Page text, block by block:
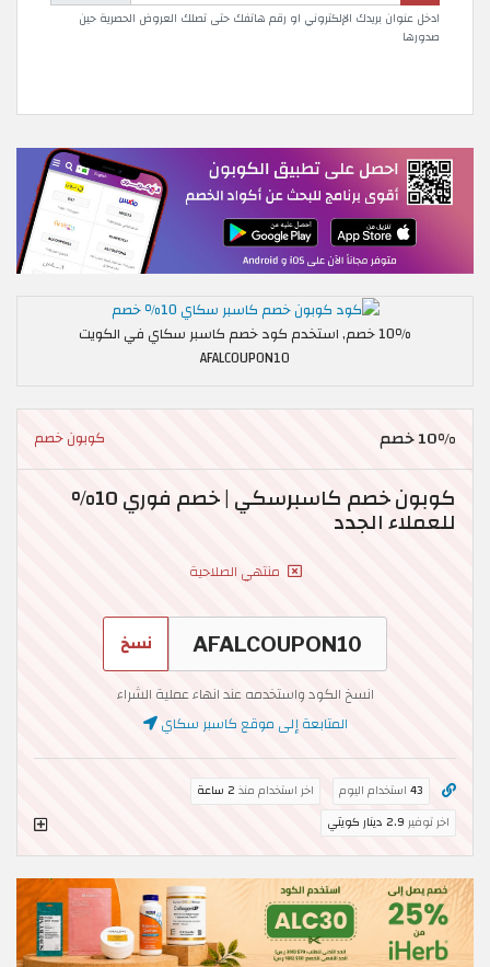
ادخل عنوان بريدك الإلكتروني او رقم هاتفك حتى تصلك العروض الحصرية حين
صدورها
10٪ خصم, استخدم كود خصم كاسبر سكاي في الكويت
AFALCOUPON10
10% خصم كوبون خصم
كوبون خصم كاسبرسكي | خصم فوري 10%
للعملاء الجدد
منتهي الصلاحية
نسخ
انسخ الكود واستخدمه عند انهاء عملية الشراء
المتابعة إلى موقع كاسبر سكاي
43 استخدام اليوم اخر استخدام منذ 2 ساعة
اخر توفير 2.9 دينار كويتي